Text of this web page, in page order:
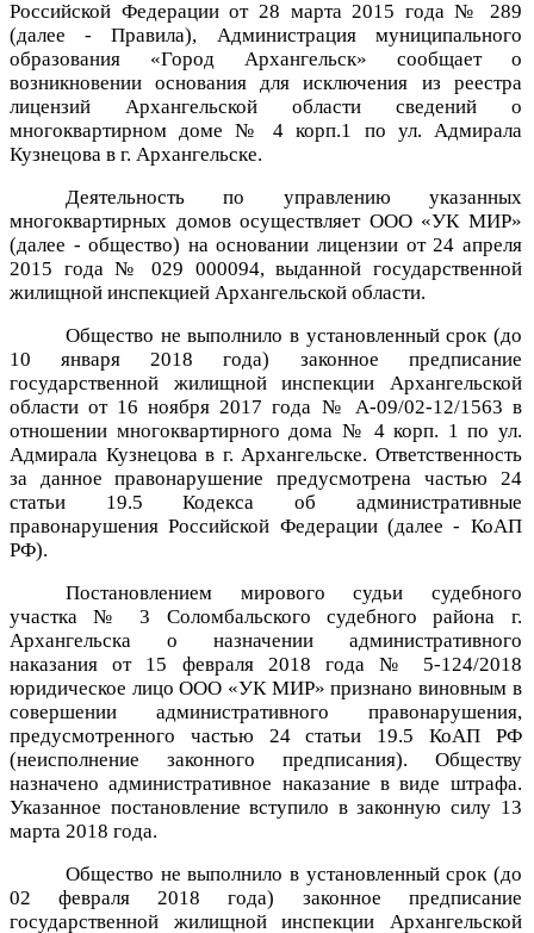
Российской Федерации от 28 марта 2015 года № 289
(далее - Правила), Администрация муниципального
образования «Город Архангельск» сообщает о
возникновении основания для исключения из реестра
лицензий Архангельской области сведений о
многоквартирном доме № 4 корп.1 по ул. Адмирала
Кузнецова в г. Архангельске.
Деятельность по управлению указанных
многоквартирных домов осуществляет ООО «УК МИР»
(далее - общество) на основании лицензии от 24 апреля
2015 года № 029 000094,выданной государственной
жилищной инспекцией Архангельской области.
Общество не выполнило в установленный срок (до
10 января 2018 года) законное предписание
государственной жилищной инспекции Архангельской
областиот 16 ноября 2017 года № А-09/02-12/1563 в
отношении многоквартирного дома № 4 корп. 1 по ул.
Адмирала Кузнецова в г. Архангельске. Ответственность
за данное правонарушение предусмотрена частью 24
статьи 19.5 Кодекса об административные
правонарушения Российской Федерации (далее - КоАП
РФ).
Постановлением мирового судьи судебного
участка № 3 Соломбальского судебного района г.
Архангельска о назначении административного
наказания от 15 февраля 2018 года № 5-124/2018
юридическое лицо ООО «УК МИР» признано виновным в
совершении административного правонарушения,
предусмотренного частью 24 статьи 19.5 КоАП РФ
(неисполнение законного предписания). Обществу
назначено административное наказание в виде штрафа.
Указанное постановление вступило в законную силу 13
марта 2018 года.
Общество не выполнило в установленный срок (до
02 февраля 2018 года) законное предписание
государственной жилищной инспекции Архангельской